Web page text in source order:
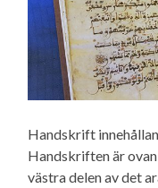
Handskrift
Handskriften är
västra delen av det